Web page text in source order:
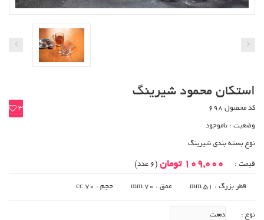
استکان محمود شیرینگ
3 کد محصول 698
وضعیت : ناموجود
نوع بسته بندی شیرینگ
قیمت : 109,000 تومان (6 عدد)
قطر بزرگ : 51 mm عمق : 70 mm حجم : 70 cc
نوع :